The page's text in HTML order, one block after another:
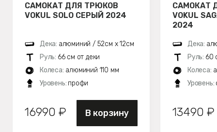
САМОКАТ ДЛЯ ТРЮКОВ
VOKUL SOLO СЕРЫЙ 2024
Дека: алюминий / 52см х 12см
Руль: 66 см от деки
Колеса: алюминий 110 мм
Уровень: профи
16990 ₽ В корзину
САМОКАТ
VOKUL
2024
Дека:
Руль: 60
Колеса:
Уровень:
13490 ₽